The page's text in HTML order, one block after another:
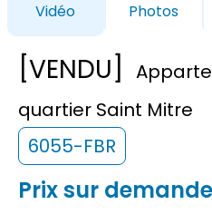
Vidéo Photos
[VENDU]
quartier Saint Mitre
6055-FBR
Prix sur demande